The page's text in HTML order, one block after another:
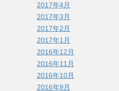
2017年4月
2017年3月
2017年2月
2017年1月
2016年12月
2016年11月
2016年10月
2016年9月